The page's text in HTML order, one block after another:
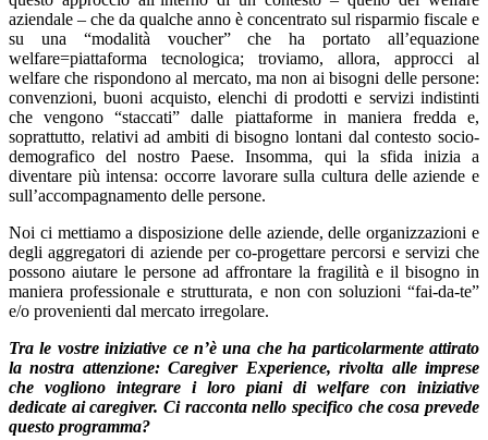
aziendale – che da qualche anno è concentrato sul risparmio fiscale e
su una “modalità voucher” che ha portato all’equazione
welfare=piattaforma tecnologica; troviamo, allora, approcci al
welfare che rispondono al mercato, ma non ai bisogni delle persone:
convenzioni, buoni acquisto, elenchi di prodotti e servizi indistinti
che vengono “staccati” dalle piattaforme in maniera fredda e,
soprattutto, relativi ad ambiti di bisogno lontani dal contesto socio-
demografico del nostro Paese. Insomma, qui la sfida inizia a
diventare più intensa: occorre lavorare sulla cultura delle aziende e
sull’accompagnamento delle persone.
Noi ci mettiamo a disposizione delle aziende, delle organizzazioni e
degli aggregatori di aziende per co-progettare percorsi e servizi che
possono aiutare le persone ad affrontare la fragilità e il bisogno in
maniera professionale e strutturata, e non con soluzioni “fai-da-te”
e/o provenienti dal mercato irregolare.
Tra le vostre iniziative ce n’è una che ha particolarmente attirato
la nostra attenzione: Caregiver Experience, rivolta alle imprese
che vogliono integrare i loro piani di welfare con iniziative
dedicate ai caregiver. Ci racconta nello specifico che cosa prevede
questo programma?